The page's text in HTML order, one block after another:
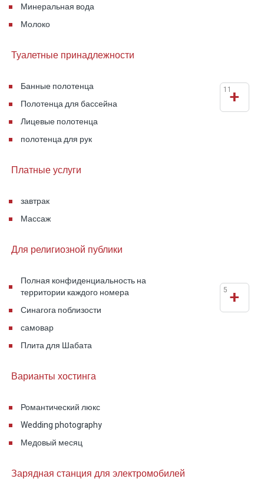
Минеральная вода
Молоко
Туалетные принадлежности
Банные полотенца
Полотенца для бассейна
Лицевые полотенца
полотенца для рук
+
11
Платные услуги
завтрак
Массаж
Для религиозной публики
Полная конфиденциальность на
территории каждого номера
Синагога поблизости
самовар
Плита для Шабата
+
5
Варианты хостинга
Романтический люкс
Wedding photography
Медовый месяц
Зарядная станция для электромобилей